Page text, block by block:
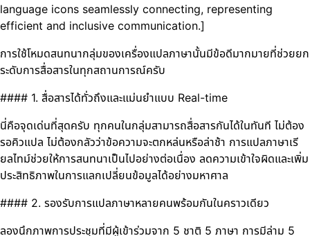
language icons seamlessly connecting, representing
efficient and inclusive communication.]
การใช้โหมดสนทนากลุ่มของเครื่องแปลภาษานั้นมีข้อดีมากมายที่ช่วยยก
ระดับการสื่อสารในทุกสถานการณ์ครับ
#### 1. สื่อสารได้ทั่วถึงและแม่นยำแบบ Real-time
นี่คือจุดเด่นที่สุดครับ ทุกคนในกลุ่มสามารถสื่อสารกันได้ในทันที ไม่ต้อง
รอคิวแปล ไม่ต้องกลัวว่าข้อความจะตกหล่นหรือล่าช้า การแปลภาษาเรี
ยลไทม์ช่วยให้การสนทนาเป็นไปอย่างต่อเนื่อง ลดความเข้าใจผิดและเพิ่ม
ประสิทธิภาพในการแลกเปลี่ยนข้อมูลได้อย่างมหาศาล
#### 2. รองรับการแปลภาษาหลายคนพร้อมกันในคราวเดียว
ลองนึกภาพการประชุมที่มีผู้เข้าร่วมจาก 5 ชาติ 5 ภาษา การมีล่าม 5